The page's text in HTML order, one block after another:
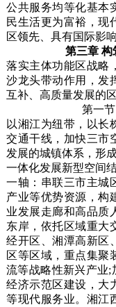
公共服务均等化基本
民生活更为富裕，现
区领先、具有国际影
第三章 构
落实主体功能区战略
沙龙头带动作用，发
互补、高质量发展的区
第一
以湘江为纽带，以长
交通干线，加快三市
发展的城镇体系，形
一体化发展新型空间结
一轴：串联三市主城
产业等优势资源，构
业发展走廊和高品质
东岸，依托区域重大
经开区、湘潭高新区
区等区域，重点集聚
流等战略性新兴产业;
经济示范区建设，大
等现代服务业。湘江